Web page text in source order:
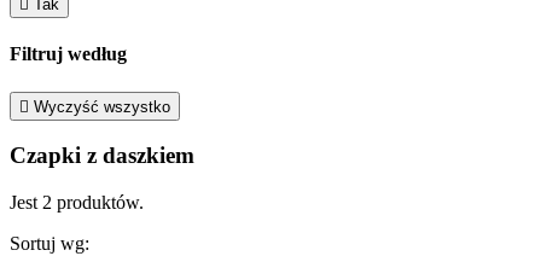
 Tak
Filtruj według
 Wyczyść wszystko
Czapki z daszkiem
Jest 2 produktów.
Sortuj wg: